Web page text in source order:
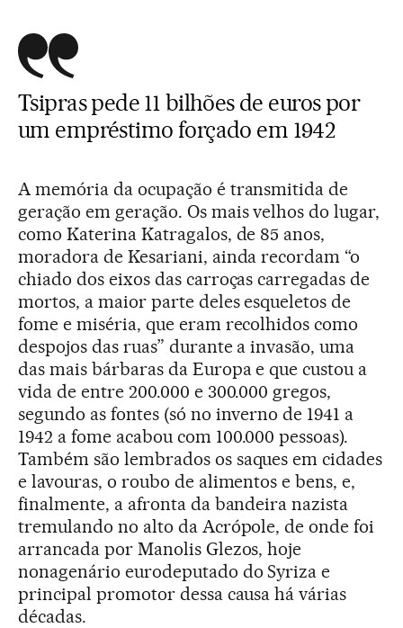
Tsipras pede 11 bilhões de euros por
um empréstimo forçado em 1942
A memória da ocupação é transmitida de
geração em geração. Os mais velhos do lugar,
como Katerina Katragalos, de 85 anos,
moradora de Kesariani, ainda recordam “o
chiado dos eixos das carroças carregadas de
mortos, a maior parte deles esqueletos de
fome e miséria, que eram recolhidos como
despojos das ruas” durante a invasão, uma
das mais bárbaras da Europa e que custou a
vida de entre 200.000 e 300.000 gregos,
segundo as fontes (só no inverno de 1941 a
1942 a fome acabou com 100.000 pessoas).
Também são lembrados os saques em cidades
e lavouras, o roubo de alimentos e bens, e,
finalmente, a afronta da bandeira nazista
tremulando no alto da Acrópole, de onde foi
arrancada por Manolis Glezos, hoje
nonagenário eurodeputado do Syriza e
principal promotor dessa causa há várias
décadas.